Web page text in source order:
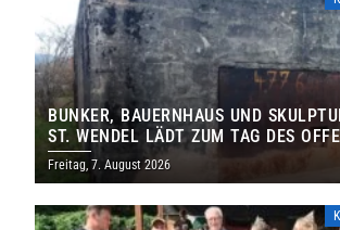
BUNKER, BAUERNHAUS UND
ST. WENDEL LÄDT ZUM TAG DES
DENKMALS EIN
Freitag, 7. August 2026